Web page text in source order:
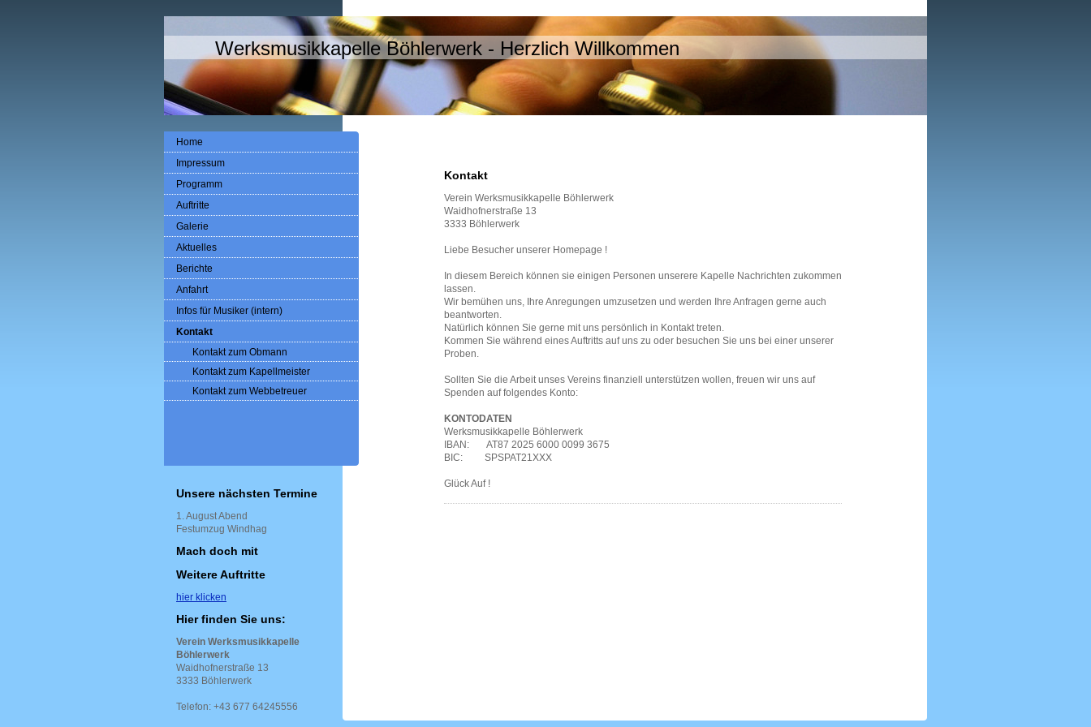
Werksmusikkapelle Böhlerwerk - Herzlich Willkommen
Kontakt
Verein Werksmusikkapelle Böhlerwerk
Waidhofnerstraße 13
3333 Böhlerwerk
Liebe Besucher unserer Homepage !
In diesem Bereich können sie einigen Personen unserere Kapelle Nachrichten zukommen
lassen.
Wir bemühen uns, Ihre Anregungen umzusetzen und werden Ihre Anfragen gerne auch
beantworten.
Natürlich können Sie gerne mit uns persönlich in Kontakt treten.
Kommen Sie während eines Auftritts auf uns zu oder besuchen Sie uns bei einer unserer
Proben.
Sollten Sie die Arbeit unses Vereins finanziell unterstützen wollen, freuen wir uns auf
Spenden auf folgendes Konto:
KONTODATEN
Werksmusikkapelle Böhlerwerk
IBAN: AT87 2025 6000 0099 3675
BIC: SPSPAT21XXX
Glück Auf !
Home
Impressum
Programm
Auftritte
Galerie
Aktuelles
Berichte
Anfahrt
Infos für Musiker (intern)
Kontakt
Kontakt zum Obmann
Kontakt zum Kapellmeister
Kontakt zum Webbetreuer
Unsere nächsten Termine
1. August Abend
Festumzug Windhag
Mach doch mit
Weitere Auftritte
hier klicken
Hier finden Sie uns:
Verein Werksmusikkapelle
Böhlerwerk
Waidhofnerstraße 13
3333 Böhlerwerk
Telefon: +43 677 64245556